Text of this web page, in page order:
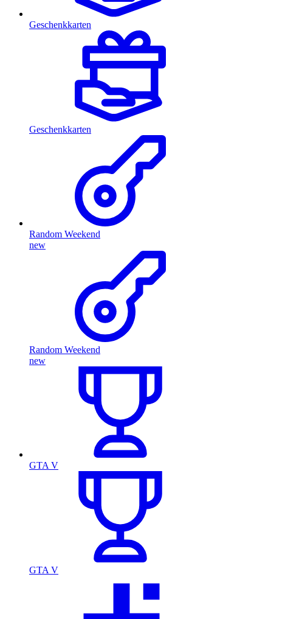
Geschenkkarten
Geschenkkarten
Random Weekend
new
Random Weekend
new
GTA V
GTA V